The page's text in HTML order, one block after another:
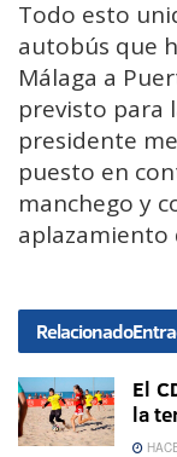
Todo esto
autobús que
Málaga a
previsto para
presidente
puesto en
manchego y
aplazamiento
Relacionado
El
la